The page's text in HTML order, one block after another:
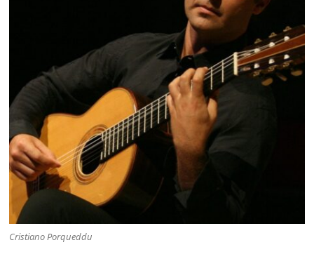
Cristiano Porqueddu